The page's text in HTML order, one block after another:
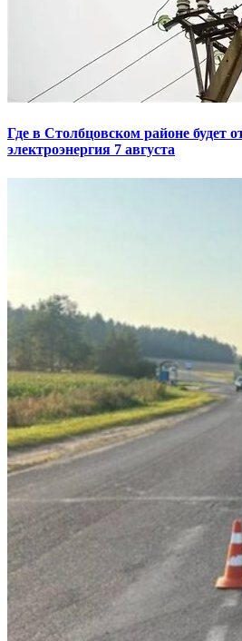
Где в Столбцовском районе будет
электроэнергия 7 августа